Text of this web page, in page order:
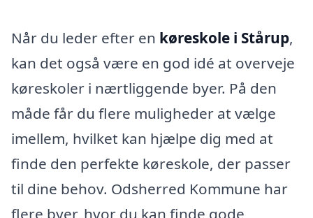
Når du leder efter en køreskole i Stårup,
kan det også være en god idé at overveje
køreskoler i nærtliggende byer. På den
måde får du flere muligheder at vælge
imellem, hvilket kan hjælpe dig med at
finde den perfekte køreskole, der passer
til dine behov. Odsherred Kommune har
flere byer, hvor du kan finde gode